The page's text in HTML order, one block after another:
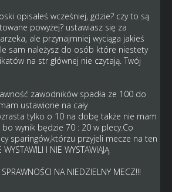
opisałeś wcześniej, gdzie? czy to są
powyżej? ustawiasz się za
ale przynajmniej wyciąga jakieś
sam należysz do osób które niestety
na str głównej nie czytają. Twój
zawodników spadła ze 100 do
ustawione na cały
tylko o 10 na dobę także nie mam
wynik będzie 70 : 20 w plecy.Co
sparingów,którzu przyjeli mecze na ten
I NIE WYSTAWIAJĄ
SPRAWNOŚCI NA NIEDZIELNY MECZ!!!